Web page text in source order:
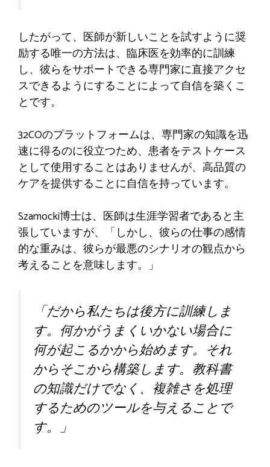
したがって、医師が新しいことを試すように奨
励する唯一の方法は、臨床医を効率的に訓練
し、彼らをサポートできる専門家に直接アクセ
スできるようにすることによって自信を築くこ
とです。
32COのプラットフォームは、専門家の知識を迅
速に得るのに役立つため、患者をテストケース
として使用することはありませんが、高品質の
ケアを提供することに自信を持っています。
Szamocki博士は、医師は生涯学習者であると主
張していますが、「しかし、彼らの仕事の感情
的な重みは、彼らが最悪のシナリオの観点から
考えることを意味します。」
「だから私たちは後方に訓練しま
す。何かがうまくいかない場合に
何が起こるかから始めます。それ
からそこから構築します。教科書
の知識だけでなく、複雑さを処理
するためのツールを与えることで
す。」